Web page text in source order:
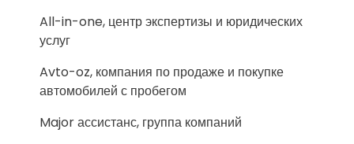
All-in-one, центр экспертизы и юридических
услуг
Avto-oz, компания по продаже и покупке
автомобилей с пробегом
Major ассистанс, группа компаний